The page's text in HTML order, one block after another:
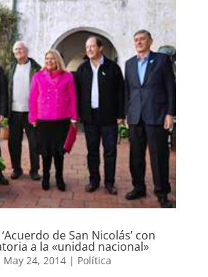
de San Nicolás’ con
a la «unidad nacional»
May 24, 2014| Política